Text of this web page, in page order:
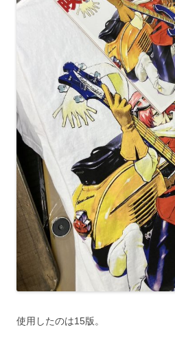
使用したのは15版。